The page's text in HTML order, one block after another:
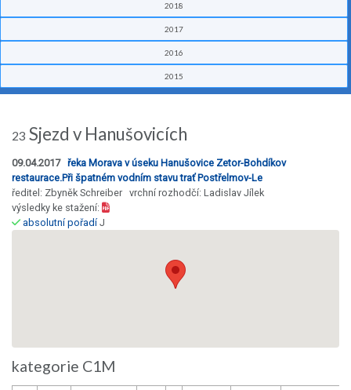
2018
2017
2016
2015
23 Sjezd v Hanušovicích
09.04.2017 řeka Morava v úseku Hanušovice Zetor-Bohdíkov
restaurace.Při špatném vodním stavu trať Postřelmov-Le
ředitel: Zbyněk Schreiber vrchní rozhodčí: Ladislav Jílek
výsledky ke stažení:
absolutní pořadíJ
kategorie C1M